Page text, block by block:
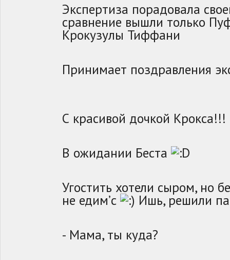
Экспертиза порадовала
сравнение вышли только
Крокузулы Тиффани
Принимает поздравления
С красивой дочкой Крокса!!!
В ожидании Беста
Угостить хотели сыром, но
не едим’с Ишь, решили
- Мама, ты куда?